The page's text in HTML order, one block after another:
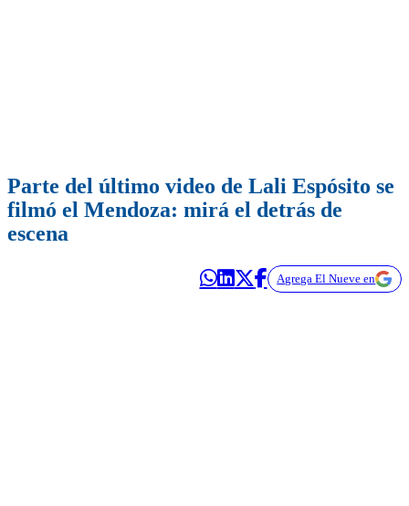
Parte del último video de Lali Espósito se
filmó el Mendoza: mirá el detrás de
escena
Agrega El Nueve en